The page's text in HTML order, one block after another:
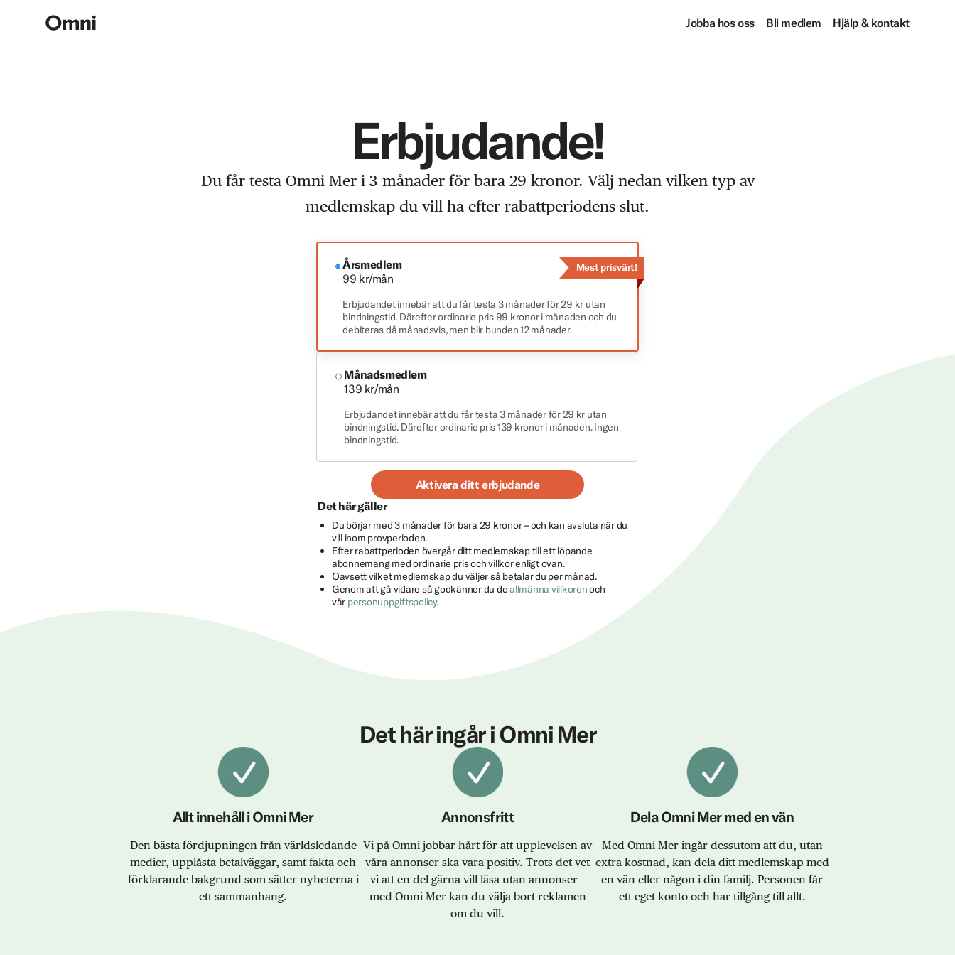
Jobba hos oss Bli medlem Hjälp & kontakt
Erbjudande!
Du får testa Omni Mer i 3 månader för bara 29 kronor. Välj nedan vilken typ av
medlemskap du vill ha efter rabattperiodens slut.
Årsmedlem
99 kr/mån
Erbjudandet innebär att du får testa 3 månader för 29 kr utan
bindningstid. Därefter ordinarie pris 99 kronor i månaden och du
debiteras då månadsvis, men blir bunden 12 månader.
Mest prisvärt!
Månadsmedlem
139 kr/mån
Erbjudandet innebär att du får testa 3 månader för 29 kr utan
bindningstid. Därefter ordinarie pris 139 kronor i månaden. Ingen
bindningstid.
Aktivera ditt erbjudande
Det här gäller
Du börjar med 3 månader för bara 29 kronor – och kan avsluta när du
vill inom provperioden.
Efter rabattperioden övergår ditt medlemskap till ett löpande
abonnemang med ordinarie pris och villkor enligt ovan.
Oavsett vilket medlemskap du väljer så betalar du per månad.
Genom att gå vidare så godkänner du deallmänna villkorenoch
vår personuppgiftspolicy.
Det här ingår i Omni Mer
Allt innehåll i Omni Mer
Den bästa fördjupningen från världsledande
medier, upplåsta betalväggar, samt fakta och
förklarande bakgrund som sätter nyheterna i
ett sammanhang.
Annonsfritt
Vi på Omni jobbar hårt för att upplevelsen av
våra annonser ska vara positiv. Trots det vet
vi att en del gärna vill läsa utan annonser –
med Omni Mer kan du välja bort reklamen
om du vill.
Dela Omni Mer med en vän
Med Omni Mer ingår dessutom att du, utan
extra kostnad, kan dela ditt medlemskap med
en vän eller någon i din familj. Personen får
ett eget konto och har tillgång till allt.